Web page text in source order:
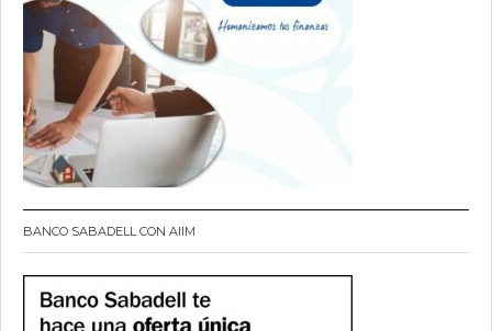
BANCO SABADELL CON AIIM